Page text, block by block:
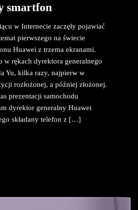
smartfon
w Internecie zaczęły pojawiać
pierwszego na świecie
Huawei z trzema ekranami.
w rękach dyrektora generalnego
Yu, kilka razy, najpierw w
rozłożonej, a później złożonej.
prezentacji samochodu
dyrektor generalny Huawei
składany telefon z […]